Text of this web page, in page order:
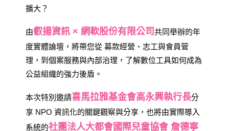
擴大？
由叡揚資訊 × 網軟股份有限公司共同舉辦的年
度實體論壇，將帶您從 募款經營、志工與會員管
理，到個案服務與內部治理，了解數位工具如何成為
公益組織的強力後盾。
本次特別邀請喜馬拉雅基金會高永興執行長分
享 NPO 資訊化的關鍵觀察與分享，也將由實際導入
系統的社團法人大都會國際兒童協會 詹德寧